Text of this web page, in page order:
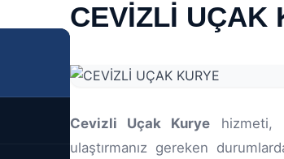
CEVİZLİ UÇAK
Cevizli Uçak Kurye hizmeti,
ulaştırmanız gereken